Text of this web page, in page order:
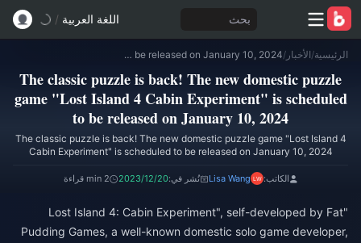
بحث اللغة العربية /
الرئيسية/الأخبار /
The classic puzzle is back! The new domestic puzzle game "Lost Island 4 Cabin Experiment" is scheduled to be released on January 10, 2024
The classic puzzle is back! The new domestic puzzle
game "Lost Island 4 Cabin Experiment" is scheduled
to be released on January 10, 2024
The classic puzzle is back! The new domestic puzzle game "Lost Island 4
Cabin Experiment" is scheduled to be released on January 10, 2024
الكاتب: Lisa Wang نُشر في:2023/12/20 2 min قراءة
"Lost Island 4: Cabin Experiment", self-developed by Fat
Pudding Games, a well-known domestic solo game developer,